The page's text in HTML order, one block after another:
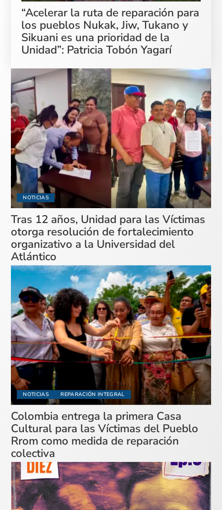
“Acelerar la ruta de reparación para
los pueblos Nukak, Jiw, Tukano y
Sikuani es una prioridad de la
Unidad”: Patricia Tobón Yagarí
NOTICIAS
Tras 12 años, Unidad para las Víctimas
otorga resolución de fortalecimiento
organizativo a la Universidad del
Atlántico
NOTICIAS REPARACIÓN INTEGRAL
Colombia entrega la primera Casa
Cultural para las Víctimas del Pueblo
Rrom como medida de reparación
colectiva